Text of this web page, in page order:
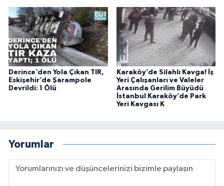
Derince’den Yola Çıkan TIR,
Eskişehir’de Şarampole
Devrildi: 1 Ölü
Karaköy’de Silahlı Kavga! İş
Yeri Çalışanları ve Valeler
Arasında Gerilim Büyüdü
İstanbul Karaköy’de Park
Yeri Kavgası K
Yorumlar